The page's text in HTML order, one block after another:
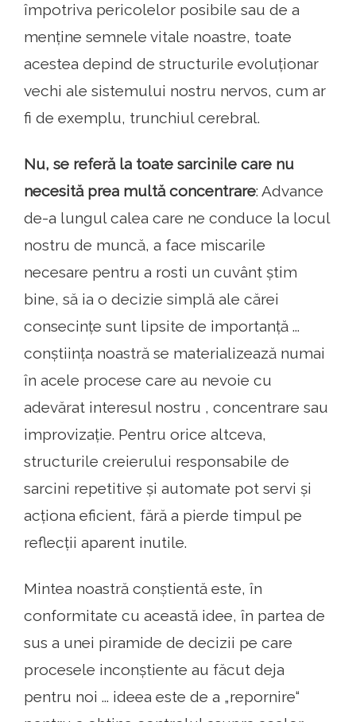
împotriva pericolelor posibile sau de a
menține semnele vitale noastre, toate
acestea depind de structurile evoluționar
vechi ale sistemului nostru nervos, cum ar
fi de exemplu, trunchiul cerebral.
Nu, se referă la toate sarcinile care nu
necesită prea multă concentrare: Advance
de-a lungul calea care ne conduce la locul
nostru de muncă, a face miscarile
necesare pentru a rosti un cuvânt știm
bine, să ia o decizie simplă ale cărei
consecințe sunt lipsite de importanță ...
conștiința noastră se materializează numai
în acele procese care au nevoie cu
adevărat interesul nostru , concentrare sau
improvizație. Pentru orice altceva,
structurile creierului responsabile de
sarcini repetitive și automate pot servi și
acționa eficient, fără a pierde timpul pe
reflecții aparent inutile.
Mintea noastră conștientă este, în
conformitate cu această idee, în partea de
sus a unei piramide de decizii pe care
procesele inconștiente au făcut deja
pentru noi ... ideea este de a „repornire“